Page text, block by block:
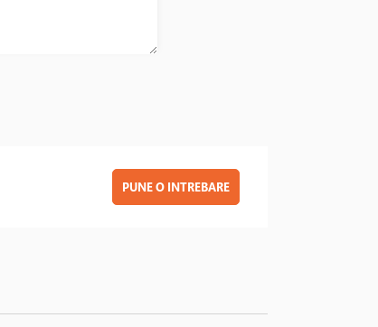
PUNE O INTREBARE